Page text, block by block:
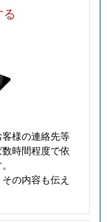
様の連絡先等
時間程度で依
の内容も伝え